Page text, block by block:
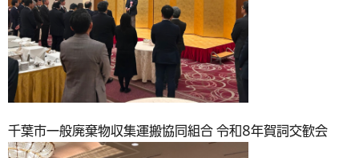
千葉市一般廃棄物収集運搬協同組合 令和8年賀詞交歓会